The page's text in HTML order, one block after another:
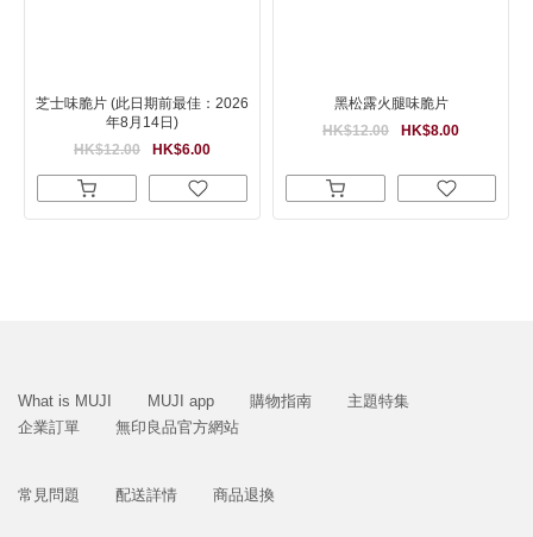
芝士味脆片 (此日期前最佳：2026
年8月14日)
HK$6.00
HK$12.00
黑松露火腿味脆片
HK$8.00
HK$12.00
What is MUJI MUJI app 購物指南
主題特集
企業訂單
無印良品官方網站
常見問題 配送詳情 商品退換